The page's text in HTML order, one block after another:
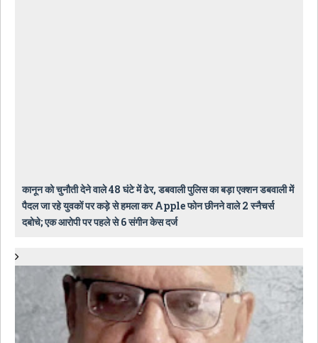
कानून को चुनौती देने वाले 48 घंटे में ढेर, डबवाली पुलिस का बड़ा एक्शन डबवाली में
पैदल जा रहे युवकों पर कड़े से हमला कर Apple फोन छीनने वाले 2 स्नैचर्स
दबोचे; एक आरोपी पर पहले से 6 संगीन केस दर्ज